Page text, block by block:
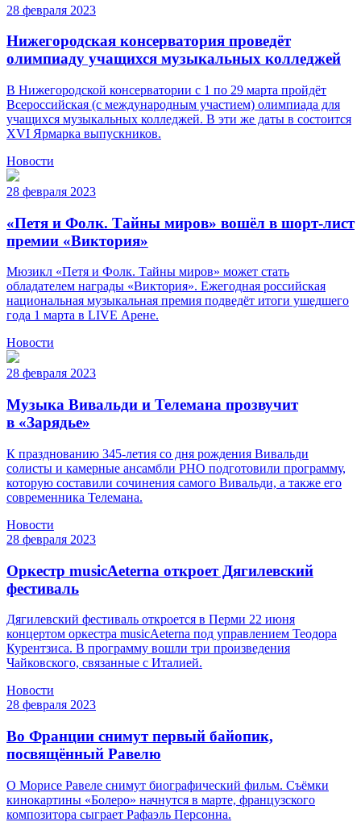
28 февраля 2023
Нижегородская консерватория проведёт
олимпиаду учащихся музыкальных колледжей
В Нижегородской консерватории с 1 по 29 марта пройдёт
Всероссийская (с международным участием) олимпиада для
учащихся музыкальных колледжей. В эти же даты в состоится
XVI Ярмарка выпускников.
Новости
28 февраля 2023
«Петя и Фолк. Тайны миров» вошёл в шорт-лист
премии «Виктория»
Мюзикл «Петя и Фолк. Тайны миров» может стать
обладателем награды «Виктория». Ежегодная российская
национальная музыкальная премия подведёт итоги ушедшего
года 1 марта в LIVE Арене.
Новости
28 февраля 2023
Музыка Вивальди и Телемана прозвучит
в «Зарядье»
К празднованию 345-летия со дня рождения Вивальди
солисты и камерные ансамбли РНО подготовили программу,
которую составили сочинения самого Вивальди, а также его
современника Телемана.
Новости
28 февраля 2023
Оркестр musicAeterna откроет Дягилевский
фестиваль
Дягилевский фестиваль откроется в Перми 22 июня
концертом оркестра musicAeterna под управлением Теодора
Курентзиса. В программу вошли три произведения
Чайковского, связанные с Италией.
Новости
28 февраля 2023
Во Франции снимут первый байопик,
посвящённый Равелю
О Морисе Равеле снимут биографический фильм. Съёмки
кинокартины «Болеро» начнутся в марте, французского
композитора сыграет Рафаэль Персонна.